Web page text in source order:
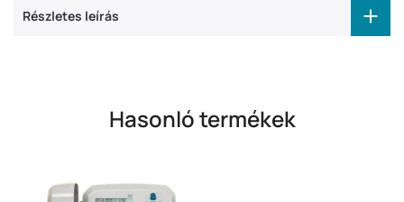
Részletes leírás
Hasonló termékek